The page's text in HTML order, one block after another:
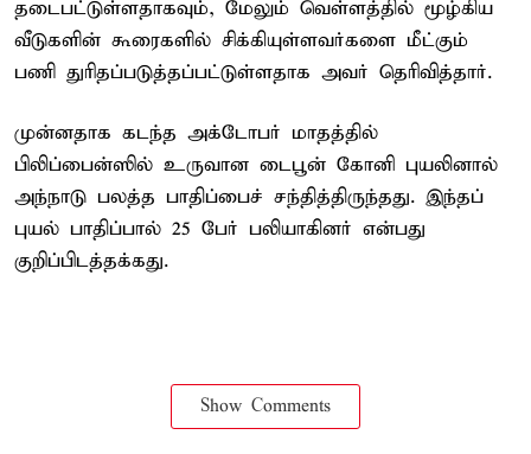
தடைபட்டுள்ளதாகவும், மேலும் வெள்ளத்தில் மூழ்கிய
வீடுகளின் கூரைகளில் சிக்கியுள்ளவர்களை மீட்கும்
பணி துரிதப்படுத்தப்பட்டுள்ளதாக அவர் தெரிவித்தார்.
முன்னதாக கடந்த அக்டோபர் மாதத்தில்
பிலிப்பைன்ஸில் உருவான டைபூன் கோனி புயலினால்
அந்நாடு பலத்த பாதிப்பைச் சந்தித்திருந்தது. இந்தப்
புயல் பாதிப்பால் 25 பேர் பலியாகினர் என்பது
குறிப்பிடத்தக்கது.
Show Comments